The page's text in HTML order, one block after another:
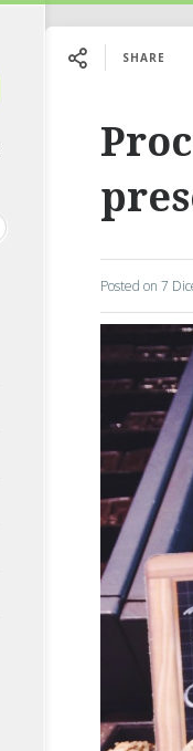
SHARE
Posted on 7